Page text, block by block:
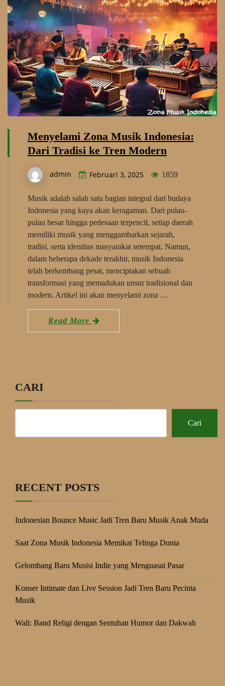
Menyelami Zona Musik Indonesia:
Dari Tradisi ke Tren Modern
admin Februari 3, 2025 1859
Musik adalah salah satu bagian integral dari budaya
Indonesia yang kaya akan keragaman. Dari pulau-
pulau besar hingga pedesaan terpencil, setiap daerah
memiliki musik yang menggambarkan sejarah,
tradisi, serta identitas masyarakat setempat. Namun,
dalam beberapa dekade terakhir, musik Indonesia
telah berkembang pesat, menciptakan sebuah
transformasi yang memadukan unsur tradisional dan
modern. Artikel ini akan menyelami zona …
Read More
CARI
Cari
RECENT POSTS
Indonesian Bounce Music Jadi Tren Baru Musik Anak Muda
Saat Zona Musik Indonesia Memikat Telinga Dunia
Gelombang Baru Musisi Indie yang Menguasai Pasar
Konser Intimate dan Live Session Jadi Tren Baru Pecinta
Musik
Wali: Band Religi dengan Sentuhan Humor dan Dakwah